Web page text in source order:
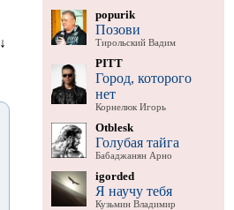
↓
popurik
Позови
Тирольский Вадим
PITT
Город, которого
нет
Корнелюк Игорь
Otblesk
Голубая тайга
Бабаджанян Арно
igorded
Я научу тебя
Кузьмин Владимир